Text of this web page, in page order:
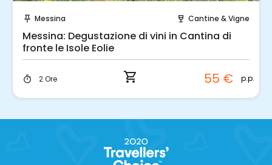
push_pin Messina wine_bar Cantine & Vigne
Messina: Degustazione di vini in Cantina di
fronte le Isole Eolie
timer 2 Ore shopping_cart 55 € p.p.